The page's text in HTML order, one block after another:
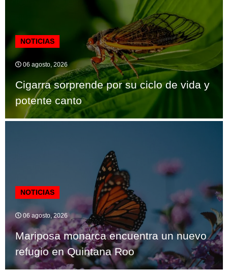
NOTICIAS
06 agosto, 2026
Cigarra sorprende por su ciclo de vida y
potente canto
NOTICIAS
06 agosto, 2026
Mariposa monarca encuentra un nuevo
refugio en Quintana Roo